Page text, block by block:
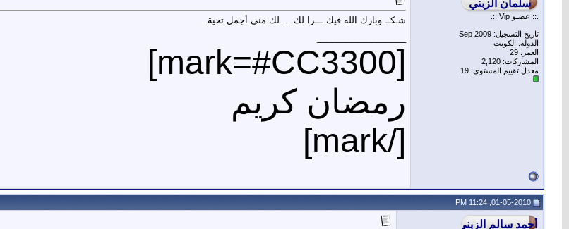
.:: عضـو Vip ::.
تاريخ التسجيل: Sep 2009
الدولة: الكويت
العمر: 29
المشاركات: 2,120
معدل تقييم المستوى: 19
شـكــ وبارك الله فيك ـــرا لك ... لك مني أجمل تحية .
[mark=#CC3300]
رمضان كريم
[/mark]